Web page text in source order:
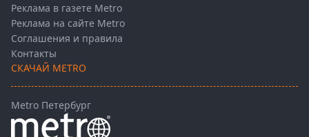
Реклама в газете Metro
Реклама на сайте Metro
Соглашения и правила
Контакты
СКАЧАЙ METRO
Metro Петербург